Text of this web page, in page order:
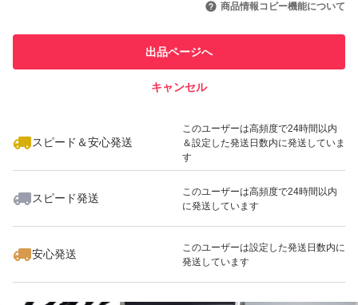
での取引実績があります
スピード&安心発送
※このバッジは実績に基づく表示であり、発送を保証しているものではあり
スピード＆安心発送
このユーザーは高頻度で24時間以内
＆設定した発送日数内に発送していま
す
スピード発送
このユーザーは高頻度で24時間以内
に発送しています
安心発送
このユーザーは設定した発送日数内に
発送しています
商品情報コピー機能について
出品ページへ
キャンセル